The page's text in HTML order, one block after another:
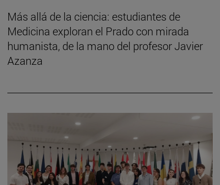
Más allá de la ciencia: estudiantes de
Medicina exploran el Prado con mirada
humanista, de la mano del profesor Javier
Azanza